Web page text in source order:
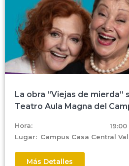
La obra “Viejas de mierda”
Teatro Aula Magna del
Hora:
19:00
Lugar: Campus Casa Central
Más Detalles